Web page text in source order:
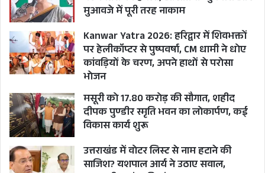
ने देवभूमि उत्तराखंड की आम जनता, मीडिया एवं संस्कृति
प्रेमियों से अपील की कि वे अधिक से अधिक संख्या में
महोत्सव में शामिल हों जिससे इस भव्य सांस्कृतिक
आयोजन के प्रतिभागियों का मनोबल बढ़ सके और
उत्तराखंड की अनूठी लोकविरासत को जीवंत बनाए रखने में
सहयोग करें। प्रेस वार्ता में दायित्वधारी गीताराम गौड़ समेत
फाउंडेशन से जुड़े अन्य पदाधिकारी उपस्थित रहे।
मुआवजे में पूरी तरह नाकाम
Kanwar Yatra 2026: हरिद्वार में शिवभक्तों
पर हेलीकॉप्टर से पुष्पवर्षा, CM धामी ने धोए
कांवड़ियों के चरण, अपने हाथों से परोसा
भोजन
मसूरी को 17.80 करोड़ की सौगात, शहीद
दीपक पुण्डीर स्मृति भवन का लोकार्पण, कई
विकास कार्य शुरू
उत्तराखंड में वोटर लिस्ट से नाम हटाने की
साजिश? यशपाल आर्य ने उठाए सवाल,